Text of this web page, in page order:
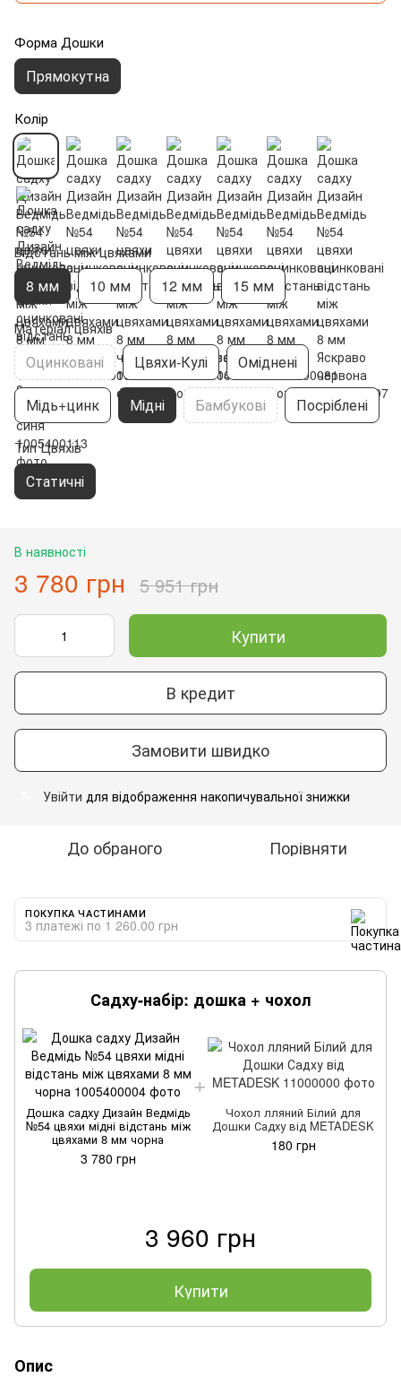
Форма Дошки
Прямокутна
Колір
Відстань між цвяхами
8 мм 10 мм 12 мм 15 мм
Матеріал цвяхів
Оцинковані Цвяхи-Кулі Оміднені
Мідь+цинк Мідні Бамбукові Посріблені
Тип Цвяхів
Статичні
В наявності
3 780 грн 5 951 грн
Купити
В кредит
Замовити швидко
Увійти для відображення накопичувальної знижки
До обраного Порівняти
ПОКУПКА ЧАСТИНАМИ
3 платежі по 1 260.00 грн
Садху-набір: дошка + чохол
Дошка садху Дизайн Ведмідь
№54 цвяхи мідні відстань між
цвяхами 8 мм чорна
3 780 грн
Чохол лляний Білий для
Дошки Садху від METADESK
180 грн
3 960 грн
Купити
Опис